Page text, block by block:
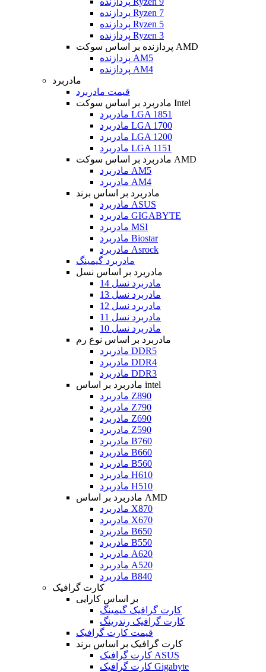
پردازنده Ryzen 7
پردازنده Ryzen 5
پردازنده Ryzen 3
پردازنده بر اساس سوکت AMD
پردازنده AM5
پردازنده AM4
مادربرد
قیمت مادربرد
مادربرد بر اساس سوکت Intel
مادربرد LGA 1851
مادربرد LGA 1700
مادربرد LGA 1200
مادربرد LGA 1151
مادربرد بر اساس سوکت AMD
مادربرد AM5
مادربرد AM4
مادربرد بر اساس برند
مادربرد ASUS
مادربرد GIGABYTE
مادربرد MSI
مادربرد Biostar
مادربرد Asrock
مادربرد گیمینگ
مادربرد بر اساس نسل
مادربرد نسل 14
مادربرد نسل 13
مادربرد نسل 12
مادربرد نسل 11
مادربرد نسل 10
مادربرد بر اساس نوع رم
مادربرد DDR5
مادربرد DDR4
مادربرد DDR3
مادربرد بر اساس intel
مادربرد Z890
مادربرد Z790
مادربرد Z690
مادربرد Z590
مادربرد B760
مادربرد B660
مادربرد B560
مادربرد H610
مادربرد H510
مادربرد بر اساس AMD
مادربرد X870
مادربرد X670
مادربرد B650
مادربرد B550
مادربرد A620
مادربرد A520
مادربرد B840
کارت گرافیک
بر اساس کارایی
کارت گرافیک گیمینگ
کارت گرافیک رندرینگ
قیمت کارت گرافیک
کارت گرافیک بر اساس برند
کارت گرافیک ASUS
کارت گرافیک Gigabyte